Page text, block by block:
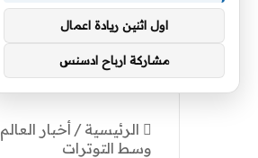
الرئيسية / أخبار العالم
وسط التوترات
اول اثنين ريادة اعمال
مشاركة ارباح ادسنس